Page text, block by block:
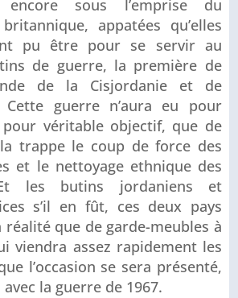
sous l’emprise du
appatées qu’elles
pu être pour se servir au
de guerre, la première de
de la Cisjordanie et de
Cette guerre n’aura eu pour
véritable objectif, que de
trappe le coup de force des
et le nettoyage ethnique des
les butins jordaniens et
s’il en fût, ces deux pays
réalité que de garde-meubles à
viendra assez rapidement les
l’occasion se sera présenté,
la guerre de 1967.